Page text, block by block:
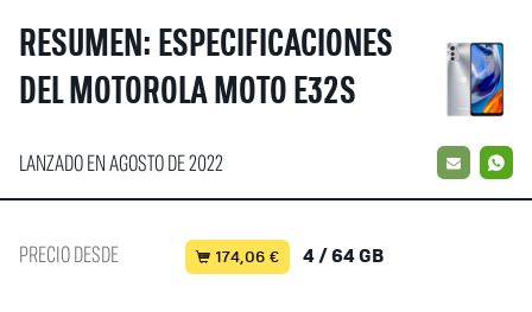
RESUMEN: ESPECIFICACIONES
DEL MOTOROLA MOTO E32S
LANZADO EN AGOSTO DE 2022 EMAIL
PRECIO DESDE 174,06 € 4 / 64 GB